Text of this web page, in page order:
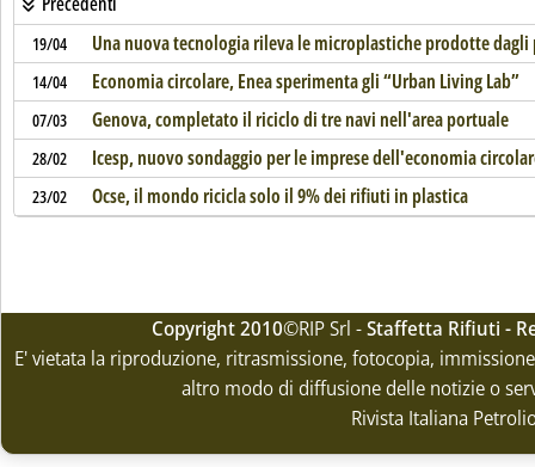
19/04 Una nuova tecnologia rileva le microplastiche prodotte
14/04 Economia circolare, Enea sperimenta gli “Urban Living Lab”
07/03 Genova, completato il riciclo di tre navi nell'area portuale
28/02 Icesp, nuovo sondaggio per le imprese dell'economia
23/02 Ocse, il mondo ricicla solo il 9% dei rifiuti in plastica
Copyright 2010©RIP Srl -Staffetta Rifiuti -
E' vietata la riproduzione, ritrasmissione, fotocopia,
altro modo di diffusione delle notizie o
Rivista Italiana